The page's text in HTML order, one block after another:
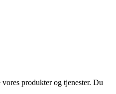
produkter og tjenester. Du